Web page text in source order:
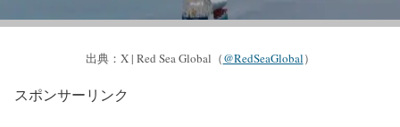
出典：X | Red Sea Global（@RedSeaGlobal）
スポンサーリンク